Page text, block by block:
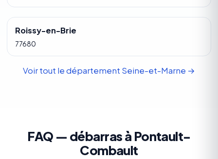
Roissy-en-Brie
77680
Voir tout le département Seine-et-Marne →
FAQ — débarras à Pontault-
Combault